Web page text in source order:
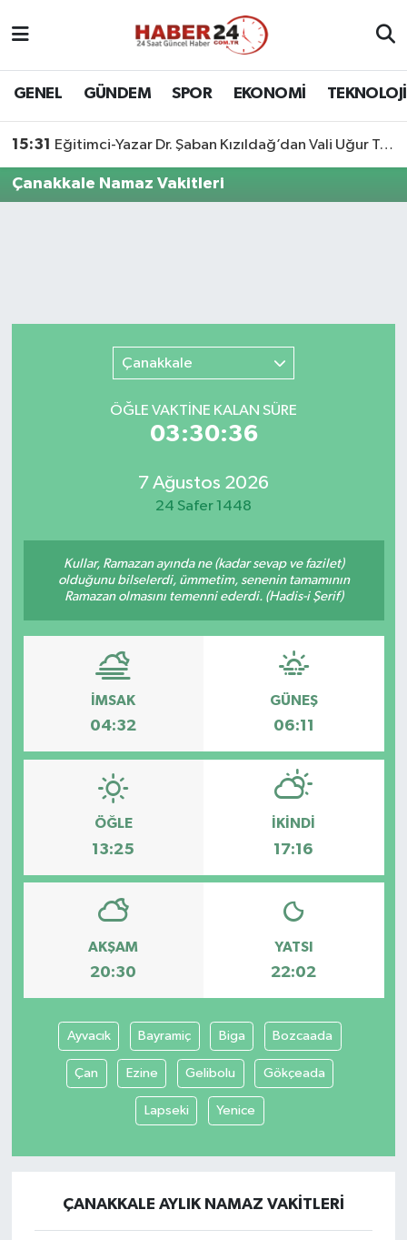
GENEL GÜNDEM SPOR EKONOMİ TEKNOLOJİ
15:31 Eğitimci-Yazar Dr. Şaban Kızıldağ’dan Vali Uğur Turan’a Ziyaret
Çanakkale Namaz Vakitleri
Çanakkale
ÖĞLE VAKTİNE KALAN SÜRE
03:30:36
7 Ağustos 2026
24 Safer 1448
Kullar, Ramazan ayında ne (kadar sevap ve fazilet)
olduğunu bilselerdi, ümmetim, senenin tamamının
Ramazan olmasını temenni ederdi. (Hadis-i Şerif)
İMSAK
04:32
GÜNEŞ
06:11
ÖĞLE
13:25
İKINDI
17:16
AKŞAM
20:30
YATSI
22:02
Ayvacık Bayramiç Biga Bozcaada
Çan Ezine Gelibolu Gökçeada
Lapseki Yenice
ÇANAKKALE AYLIK NAMAZ VAKITLERI
Nöbetçi Eczaneler
Son Dakika Haberleri